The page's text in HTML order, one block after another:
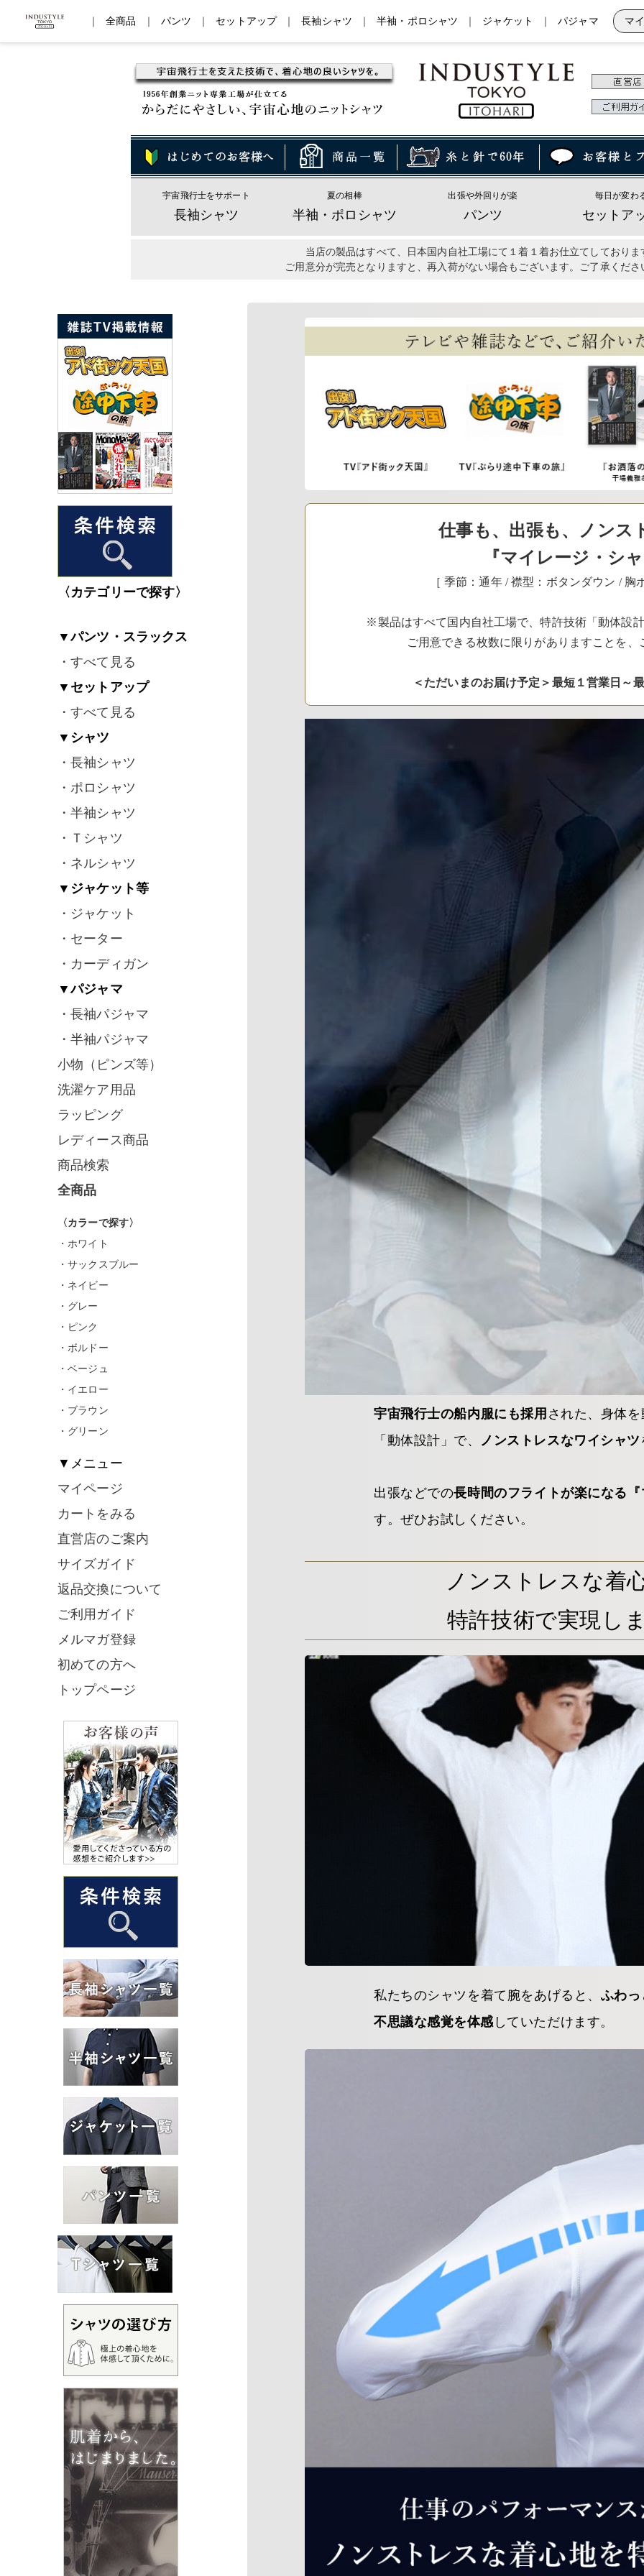
宇宙飛行士をサポート
長袖シャツ
夏の相棒
半袖・ポロシャツ
出張や外回りが楽
パンツ
毎日が変わ
セットア
当店の製品はすべて、日本国内自社工場にて１着１着お仕立てしておりま
ご用意分が完売となりますと、再入荷がない場合もございます。ご了承くださ
｜ 全商品 ｜ パンツ ｜ セットアップ ｜ 長袖シャツ ｜ 半袖・ポロシャツ ｜ ジャケット ｜ パジャマ マ
〈カテゴリーで探す〉
▼パンツ・スラックス
・すべて見る
▼セットアップ
・すべて見る
▼シャツ
・長袖シャツ
・ポロシャツ
・半袖シャツ
・Ｔシャツ
・ネルシャツ
▼ジャケット等
・ジャケット
・セーター
・カーディガン
▼パジャマ
・長袖パジャマ
・半袖パジャマ
小物（ピンズ等）
洗濯ケア用品
ラッピング
レディース商品
商品検索
全商品
〈カラーで探す〉
・ホワイト
・サックスブルー
・ネイビー
・グレー
・ピンク
・ボルドー
・ベージュ
・イエロー
・ブラウン
・グリーン
▼メニュー
マイページ
カートをみる
直営店のご案内
サイズガイド
返品交換について
ご利用ガイド
メルマガ登録
初めての方へ
トップページ
仕事も、出張も、ノンス
『マイレージ・シ
［ 季節：通年 / 襟型：ボタンダウン / 胸
※製品はすべて国内自社工場で、特許技術「動体設
ご用意できる枚数に限りがありますことを、
＜ただいまのお届け予定＞最短１営業日～
宇宙飛行士の船内服にも採用された、身体
「動体設計」で、 ノンストレスなワイシャツ
出張などでの長時間のフライトが楽になる
す。ぜひお試しください。
ノンストレスな着
特許技術で実現し
私たちのシャツを着て腕をあげると、 ふわ
不思議な感覚を体感していただけます。